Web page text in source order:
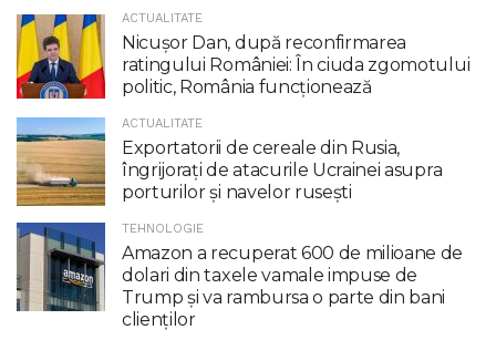
ACTUALITATE
Nicuşor Dan, după reconfirmarea
ratingului României: În ciuda zgomotului
politic, România funcţionează
ACTUALITATE
Exportatorii de cereale din Rusia,
îngrijorați de atacurile Ucrainei asupra
porturilor și navelor rusești
TEHNOLOGIE
Amazon a recuperat 600 de milioane de
dolari din taxele vamale impuse de
Trump şi va rambursa o parte din bani
clienţilor